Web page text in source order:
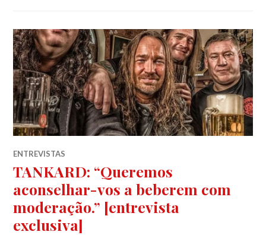
ENTREVISTAS
TANKARD: “Queremos
aconselhar-vos a beberem com
moderação.” [entrevista
exclusiva]